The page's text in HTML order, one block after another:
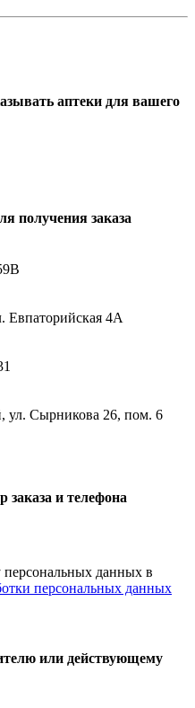
аптеки для вашего
получения заказа
Евпаторийская 4А
ул. Сырникова 26, пом. 6
заказа и телефона
персональных данных в
персональных данных
или действующему